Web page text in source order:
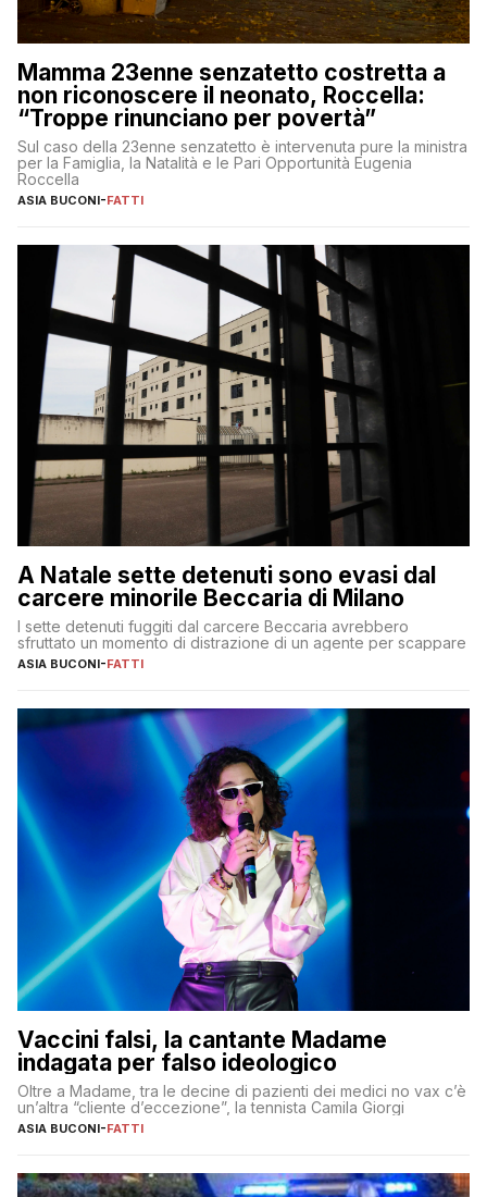
Mamma 23enne senzatetto costretta a
non riconoscere il neonato, Roccella:
“Troppe rinunciano per povertà”
Sul caso della 23enne senzatetto è intervenuta pure la ministra
per la Famiglia, la Natalità e le Pari Opportunità Eugenia
Roccella
ASIA BUCONI-FATTI
A Natale sette detenuti sono evasi dal
carcere minorile Beccaria di Milano
I sette detenuti fuggiti dal carcere Beccaria avrebbero
sfruttato un momento di distrazione di un agente per scappare
ASIA BUCONI-FATTI
Vaccini falsi, la cantante Madame
indagata per falso ideologico
Oltre a Madame, tra le decine di pazienti dei medici no vax c’è
un’altra “cliente d’eccezione”, la tennista Camila Giorgi
ASIA BUCONI-FATTI